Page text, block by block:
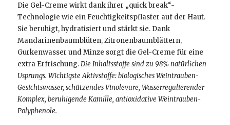
Die Gel-Creme wirkt dank ihrer „quick break“-
Technologie wie ein Feuchtigkeitspflaster auf der Haut.
Sie beruhigt, hydratisiert und stärkt sie. Dank
Mandarinenbaumblüten, Zitronenbaumblättern,
Gurkenwasser und Minze sorgt die Gel-Creme für eine
extra Erfrischung.Die Inhaltsstoffe sind zu 98% natürlichen
Usprungs. Wichtigste Aktivstoffe: biologisches Weintrauben-
Gesichtswasser, schützendes Vinolevure, Wasserregulierender
Komplex, beruhigende Kamille, antioxidative Weintrauben-
Polyphenole.